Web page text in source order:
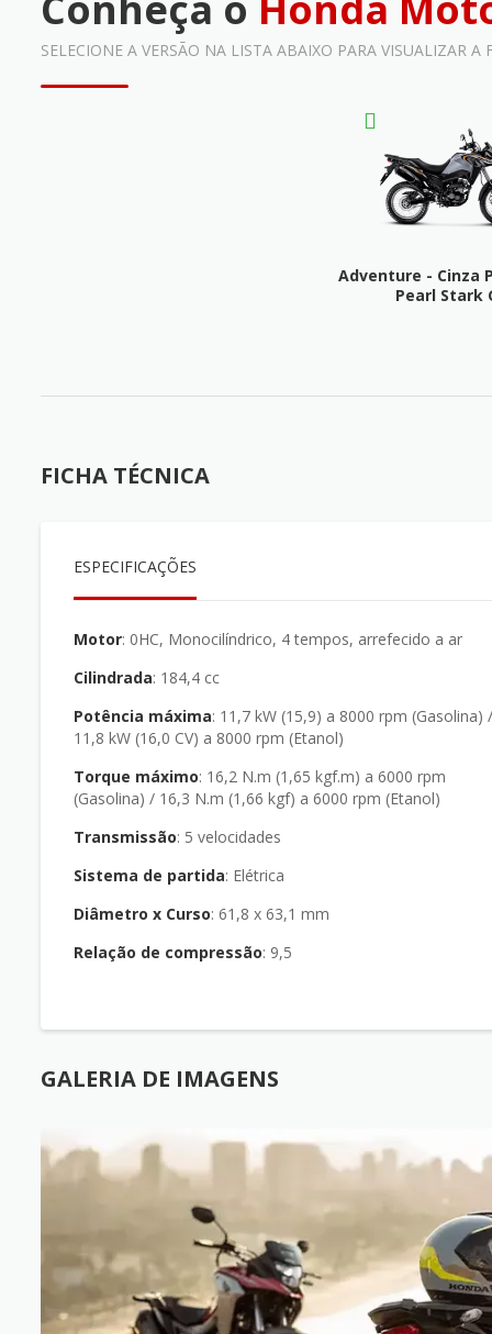
SELECIONE A VERSÃO NA LISTA ABAIXO PARA VISUALIZAR A
Adventure - Cinza
Pearl Stark
FICHA TÉCNICA
ESPECIFICAÇÕES
Motor : 0HC, Monocilíndrico, 4 tempos, arrefecido a ar
Cilindrada : 184,4 cc
Potência máxima: 11,7 kW (15,9) a 8000 rpm (Gasolina) /
11,8 kW (16,0 CV) a 8000 rpm (Etanol)
Torque máximo: 16,2 N.m (1,65 kgf.m) a 6000 rpm
(Gasolina) / 16,3 N.m (1,66 kgf) a 6000 rpm (Etanol)
Transmissão : 5 velocidades
Sistema de partida : Elétrica
Diâmetro x Curso : 61,8 x 63,1 mm
Relação de compressão : 9,5
GALERIA DE IMAGENS